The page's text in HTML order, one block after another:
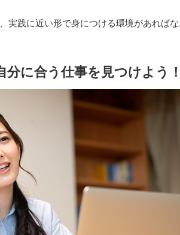
実践に近い形で身につける環境があれば
に合う仕事を見つけよう！